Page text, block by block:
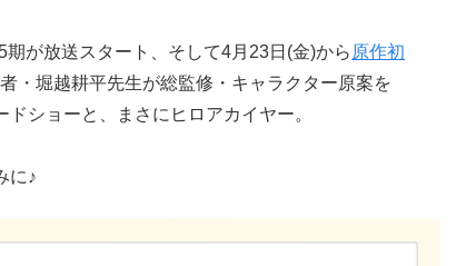
が放送スタート、そして4月23日(金)から 原作初
・堀越耕平先生が総監修・キャラクター原案を
ドショーと、まさにヒロアカイヤー。
に♪